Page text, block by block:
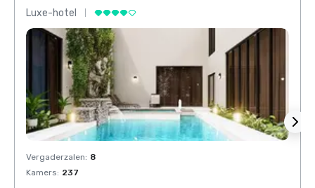
Luxe-hotel
Vergaderzalen: 8
Kamers: 237